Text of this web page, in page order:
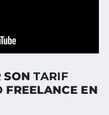
SONTARIF
FREELANCE EN